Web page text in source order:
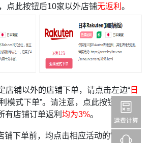
点此按钮后10家以外店铺无返利 。
店铺以外的店铺下单，请点击左边“ 日
模式下单”。请注意，点此按钮后包括
有店铺订单返利 均为3%。
下单前，均点击相应活动的“返利模